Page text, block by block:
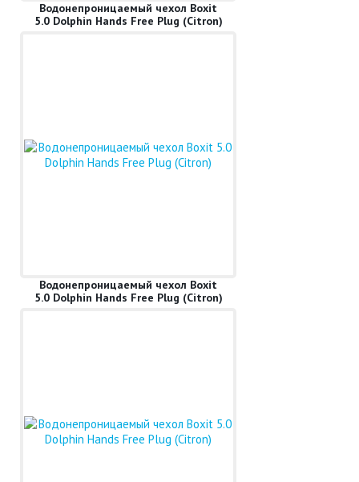
Водонепроницаемый чехол Boxit
5.0 Dolphin Hands Free Plug (Citron)
Водонепроницаемый чехол Boxit
5.0 Dolphin Hands Free Plug (Citron)